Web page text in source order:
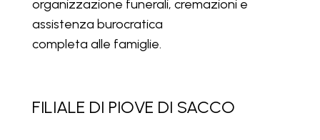
organizzazione funerali, cremazioni e
assistenza burocratica
completa alle famiglie.
FILIALE DI PIOVE DI SACCO